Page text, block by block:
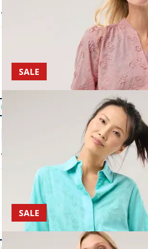
ab Fr. 159,99
ab
Artikel 15 von 24.
SALE
Hemdbluse aus Viskose Jacquard
4,1 (9)
ab Fr. 129,99
ab Fr. 59,99 (-54%)
Artikel 18 von 24.
SALE